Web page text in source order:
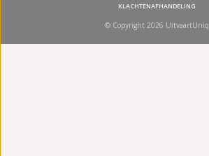
KLACHTENAFHANDELING
© Copyright 2026 UitvaartUniq